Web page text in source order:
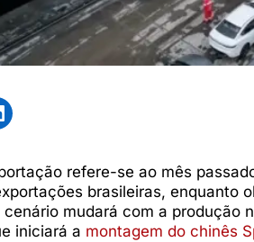
on LinkedIn
refere-se ao mês
brasileiras, enquanto
mudará com a produção
iniciará a montagem do chinês